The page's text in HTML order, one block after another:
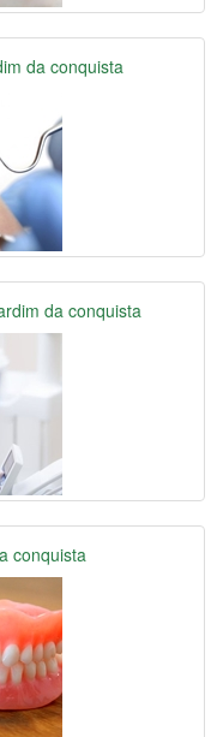
da conquista
da conquista
conquista